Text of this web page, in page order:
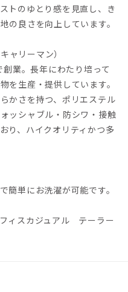
トのゆとり感を見直し、き
の良さを向上しています。
ャリーマン）
業。長年にわたり培って
を生産・提供しています。
かさを持つ、ポリエステル
ッシャブル・防シワ・接触
り、ハイクオリティかつ多
簡単にお洗濯が可能です。
ィスカジュアル テーラー